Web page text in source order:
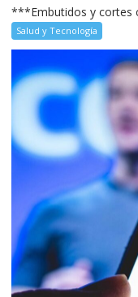
***Embutidos y cortes
Salud y Tecnología